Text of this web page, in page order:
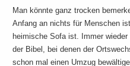
Man könnte ganz trocken
Anfang an nichts für Menschen
heimische Sofa ist. Immer
der Bibel, bei denen der
schon mal einen Umzug